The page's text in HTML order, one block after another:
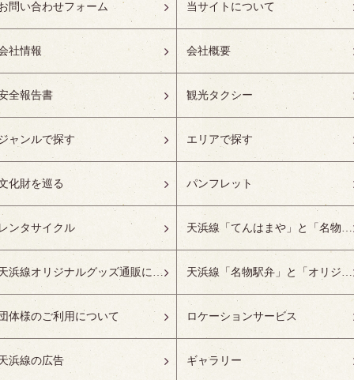
問い合わせフォーム 当サイトについて
社情報 会社概要
全報告書 観光タクシー
ャンルで探す エリアで探す
化財を巡る パンフレット
ンタサイクル 天浜線「てんはまや」と「名物駅弁」について
天浜線オリジナルグッズ通販について 天浜線「名物駅弁」と「オリジナルグッズ」
体様のご利用について ロケーションサービス
浜線の広告 ギャラリー